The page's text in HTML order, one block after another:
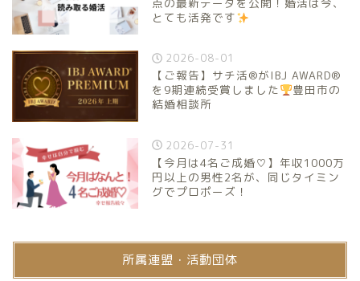
点の最新データを公開！婚活は今、
とても活発です
2026-08-01
【ご報告】サチ活®がIBJ AWARD®
を9期連続受賞しました
豊田市の
結婚相談所
2026-07-31
【今月は4名ご成婚♡】年収1000万
円以上の男性2名が、同じタイミン
グでプロポーズ！
所属連盟・活動団体